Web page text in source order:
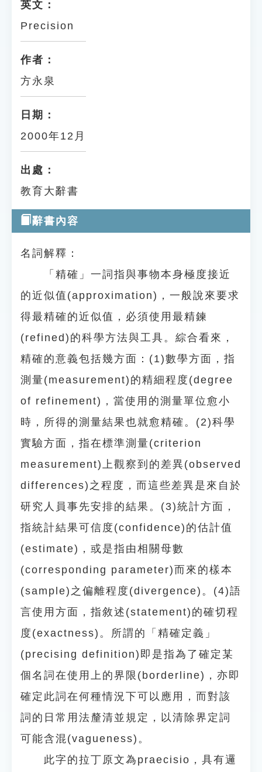
英文：
Precision
作者：
方永泉
日期：
2000年12月
出處：
教育大辭書
辭書內容
名詞解釋：
「精確」一詞指與事物本身極度接近
的近似值(approximation)，一般說來要求
得最精確的近似值，必須使用最精鍊
(refined)的科學方法與工具。綜合看來，
精確的意義包括幾方面：(1)數學方面，指
測量(measurement)的精細程度(degree
of refinement)，當使用的測量單位愈小
時，所得的測量結果也就愈精確。(2)科學
實驗方面，指在標準測量(criterion
measurement)上觀察到的差異(observed
differences)之程度，而這些差異是來自於
研究人員事先安排的結果。(3)統計方面，
指統計結果可信度(confidence)的估計值
(estimate)，或是指由相關母數
(corresponding parameter)而來的樣本
(sample)之偏離程度(divergence)。(4)語
言使用方面，指敘述(statement)的確切程
度(exactness)。所謂的「精確定義」
(precising definition)即是指為了確定某
個名詞在使用上的界限(borderline)，亦即
確定此詞在何種情況下可以應用，而對該
詞的日常用法釐清並規定，以清除界定詞
可能含混(vagueness)。
此字的拉丁原文為praecisio，具有邏